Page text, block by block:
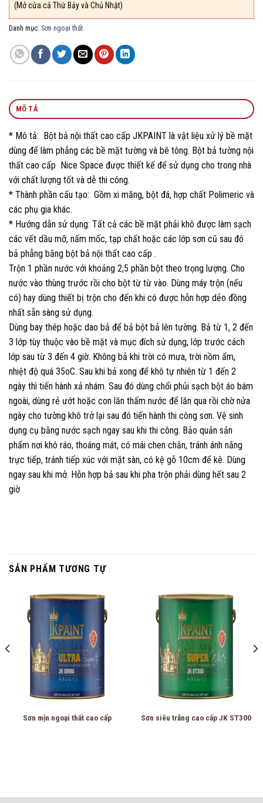
(Mở cửa cả Thứ Bảy và Chủ Nhật)
Danh mục: Sơn ngoại thất
MÔ TẢ
* Mô tả: Bột bả nội thất cao cấp JKPAINT là vật liệu xử lý bề mặt
dùng để làm phẳng các bề mặt tường và bê tông. Bột bả tường nội
thất cao cấp Nice Space được thiết kế để sử dụng cho trong nhà
với chất lượng tốt và dễ thi công.
* Thành phần cấu tạo: Gồm xi măng, bột đá, hợp chất Polimeric và
các phụ gia khác.
* Hướng dẫn sử dụng: Tất cả các bề mặt phải khô được làm sạch
các vết dầu mỡ, nấm mốc, tạp chất hoặc các lớp sơn cũ sau đó
bả phẳng bằng bột bả nội thất cao cấp .
Trộn 1 phần nước với khoảng 2,5 phần bột theo trọng lượng. Cho
nước vào thùng trước rồi cho bột từ từ vào. Dùng máy trộn (nếu
có) hay dùng thiết bị trộn cho đến khi có được hỗn hợp dẻo đồng
nhất sẵn sàng sử dụng.
Dùng bay thép hoặc dao bả để bả bột bả lên tường. Bả từ 1, 2 đến
3 lớp tùy thuộc vào bề mặt và mục đích sử dụng, lớp trước cách
lớp sau từ 3 đến 4 giờ. Không bả khi trời có mưa, trời nồm ẩm,
nhiệt độ quá 35oC. Sau khi bả xong để khô tự nhiên từ 1 đến 2
ngày thì tiến hành xả nhám. Sau đó dùng chổi phủi sạch bột áo bám
ngoài, dùng rẻ ướt hoặc con lăn thấm nước để lăn qua rồi chờ nửa
ngày cho tường khô trở lại sau đó tiến hành thi công sơn. Vệ sinh
dụng cụ bằng nước sạch ngay sau khi thi công. Bảo quản sản
phẩm nơi khô ráo, thoáng mát, có mái chen chắn, tránh ánh nắng
trực tiếp, tránh tiếp xúc với mặt sàn, có kệ gỗ 10cm để kê. Dùng
ngay sau khi mở. Hỗn hợp bả sau khi pha trộn phải dùng hết sau 2
giờ
SẢN PHẨM TƯƠNG TỰ
Sơn mịn ngoại thất cao cấp Sơn siêu trắng cao cấp JK ST300